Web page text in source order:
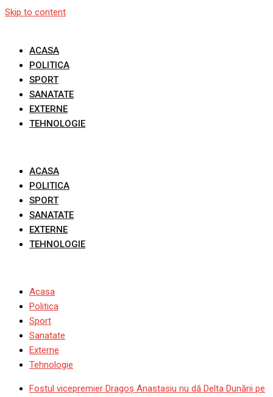
Skip to content
ACASA
POLITICA
SPORT
SANATATE
EXTERNE
TEHNOLOGIE
ACASA
POLITICA
SPORT
SANATATE
EXTERNE
TEHNOLOGIE
Acasa
Politica
Sport
Sanatate
Externe
Tehnologie
Fostul vicepremier Dragoș Anastasiu nu dă Delta Dunării pe